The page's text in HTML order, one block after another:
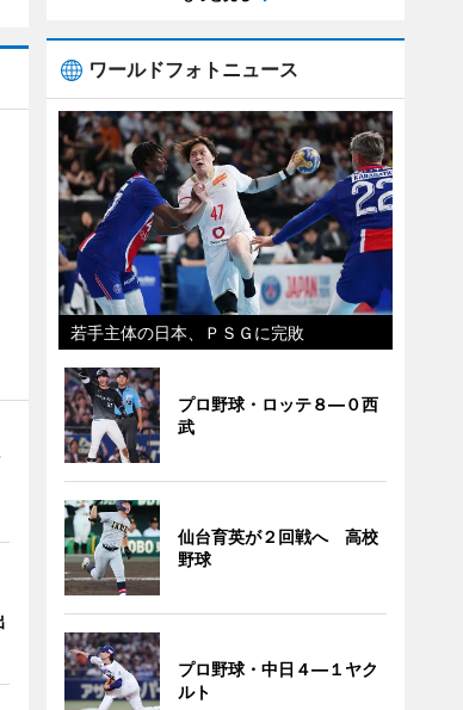
ワールドフォトニュース
若手主体の日本、ＰＳＧに完敗
プロ野球・ロッテ８―０西
武
仙台育英が２回戦へ 高校
野球
プロ野球・中日４―１ヤク
ルト